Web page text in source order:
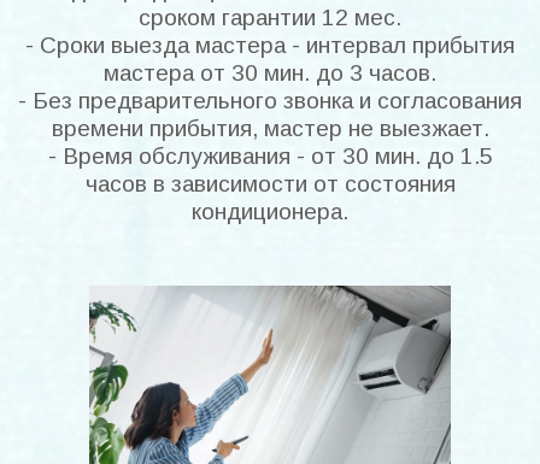
сроком гарантии 12 мес.
- Сроки выезда мастера - интервал прибытия
мастера от 30 мин. до 3 часов.
- Без предварительного звонка и согласования
времени прибытия, мастер не выезжает.
- Время обслуживания - от 30 мин. до 1.5
часов в зависимости от состояния
кондиционера.